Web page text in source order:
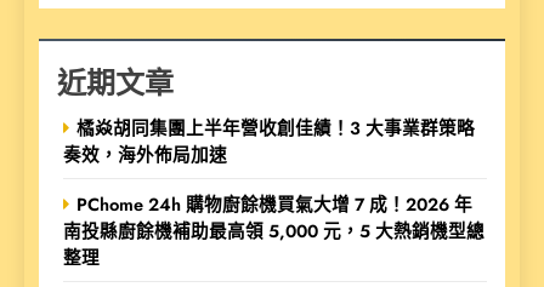
近期文章
橘焱胡同集團上半年營收創佳績！3 大事業群策略
奏效，海外佈局加速
PChome 24h 購物廚餘機買氣大增 7 成！2026 年
南投縣廚餘機補助最高領 5,000 元，5 大熱銷機型總
整理